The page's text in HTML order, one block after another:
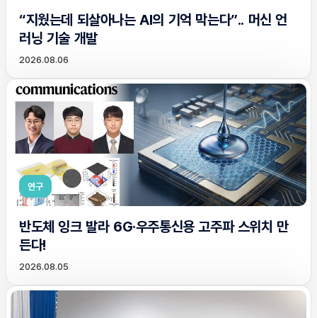
“지웠는데 되살아나는 AI의 기억 막는다”.. 머신 언
러닝 기술 개발
2026.08.06
연구
반도체 잉크 발라 6G·우주통신용 고주파 스위치 만
든다!
2026.08.05